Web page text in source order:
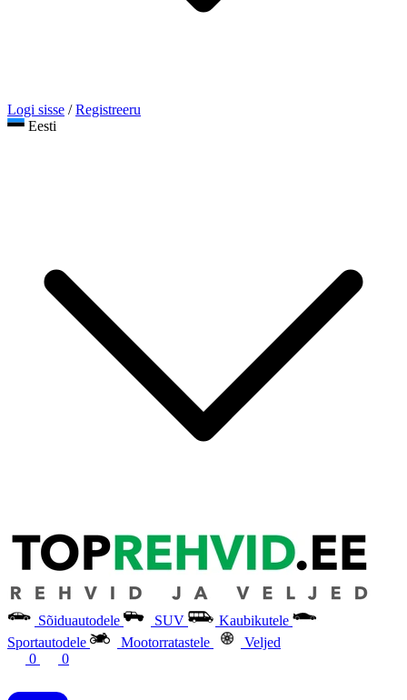
Logi sisse / Registreeru
Eesti
Sõiduautodele SUV
Kaubikutele
Sportautodele
Mootorratastele
Veljed
0
0